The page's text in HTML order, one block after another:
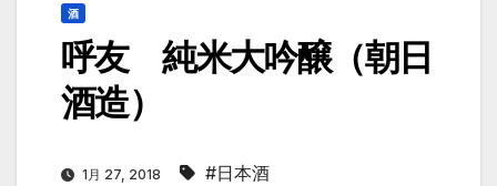
酒
呼友 純米大吟醸（朝日
酒造）
1月 27, 2018 #日本酒